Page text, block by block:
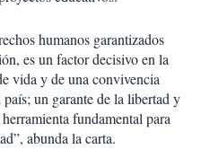
humanos garantizados
es un factor decisivo en la
vida y de una convivencia
un garante de la libertad y
fundamental para
abunda la carta.